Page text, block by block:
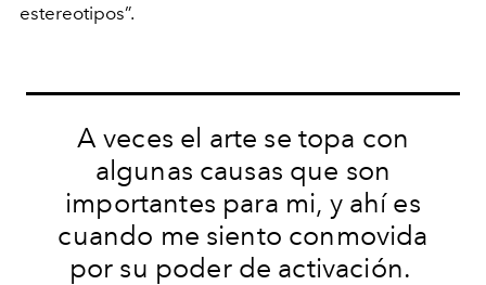
estereotipos”.
A veces el arte se topa con
algunas causas que son
importantes para mi, y ahí es
cuando me siento conmovida
por su poder de activación.